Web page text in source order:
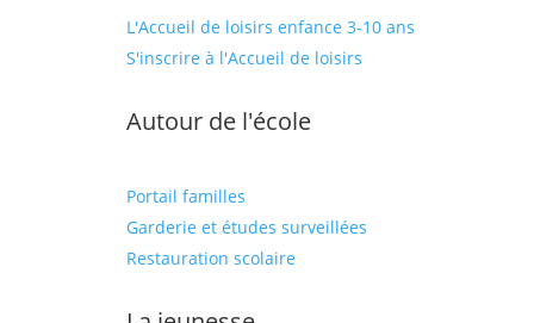
L'Accueil de loisirs enfance 3-10 ans
S'inscrire à l'Accueil de loisirs
Autour de l'école
Portail familles
Garderie et études surveillées
Restauration scolaire